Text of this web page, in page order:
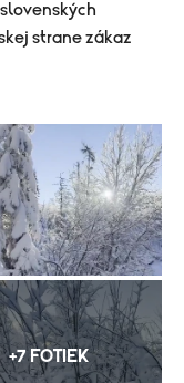
strane zákaz
+7 FOTIEK